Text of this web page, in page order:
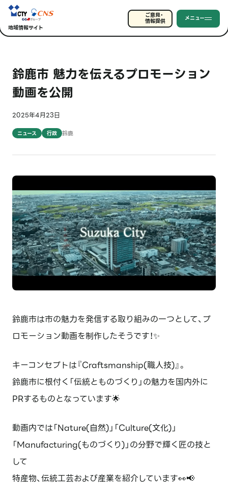
地域情報サイト
ご意見・
情報提供 メニュー
鈴鹿市 魅力を伝えるプロモーション
動画を公開
2025年4月23日
ニュース 行政 鈴鹿
鈴鹿市は市の魅力を発信する取り組みの一つとして、プ
ロモーション動画を制作したそうです！✨
キーコンセプトは『Craftsmanship(職人技)』。
鈴鹿市に根付く「伝統とものづくり」の魅力を国内外に
PRするものとなっています🌟
動画内では「Nature(自然)」「Culture(文化)」
「Manufacturing(ものづくり)」の分野で輝く匠の技と
して
特産物、伝統工芸および産業を紹介しています👀📢